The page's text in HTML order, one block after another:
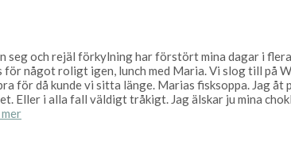
seg och rejäl förkylning har förstört mina dagar i
något roligt igen, lunch med Maria. Vi slog till på
för då kunde vi sitta länge. Marias fisksoppa. Jag
i alla fall väldigt tråkigt. Jag älskar ju mina